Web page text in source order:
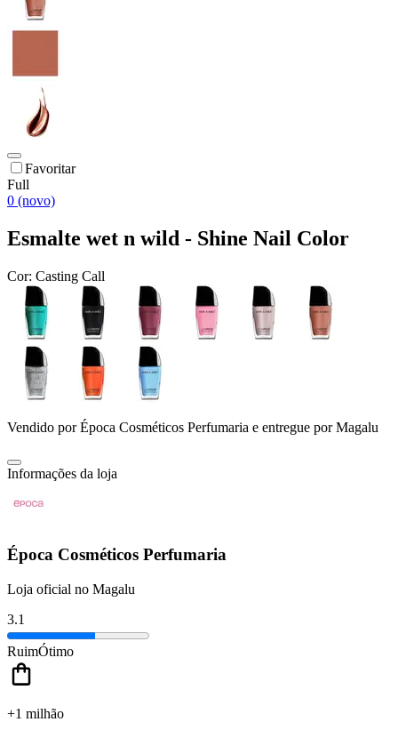
Favoritar
Full
0 (novo)
Esmalte wet n wild - Shine Nail Color
Cor: Casting Call
Vendido porÉpoca Cosméticos Perfumaria e entregue por Magalu
Informações da loja
Época Cosméticos Perfumaria
Loja oficial no Magalu
3.1
RuimÓtimo
+1 milhão